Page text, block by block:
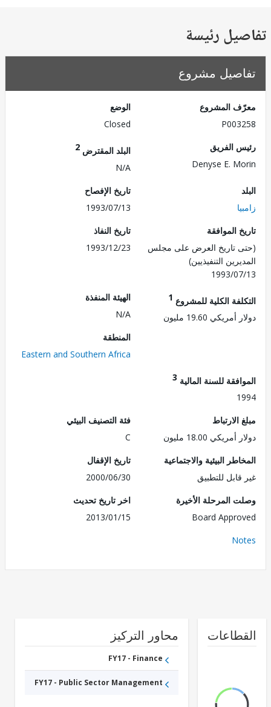
رئيسة
مشروع
المشروع
الفريق
Denyse E.
البلد المقترض
تاريخ الإفصاح
1993/07/13
الموافقة
تاريخ العرض على مجلس
التنفيذيين)
1993/
تاريخ النفاذ
1993/12/23
الكلية للمشروع1
19.60 مليون
الهيئة المنفذة
Eastern and Southern Africa
للسنة المالية3
18.00 مليون
فئة التصنيف البيئي
البيئية والاجتماعية
للتطبيق
تاريخ الإقفال
2000/06/30
المرحلة الأخيرة
Board
اخر تاريخ تحديث
2013/01/15
محاور التركيز
FY17 - Finance
FY17 - Public Sector Management